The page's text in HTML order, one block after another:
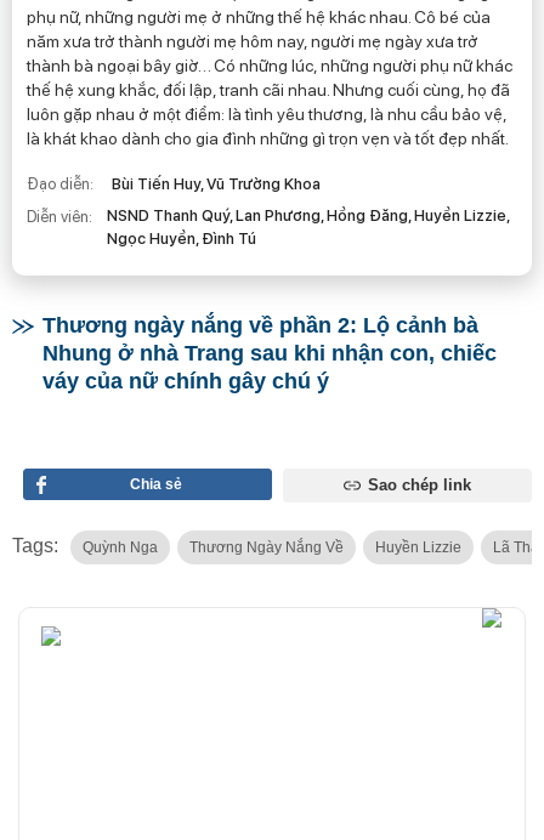
phụ nữ, những người mẹ ở những thế hệ khác nhau. Cô bé của
năm xưa trở thành người mẹ hôm nay, người mẹ ngày xưa trở
thành bà ngoại bây giờ… Có những lúc, những người phụ nữ khác
thế hệ xung khắc, đối lập, tranh cãi nhau. Nhưng cuối cùng, họ đã
luôn gặp nhau ở một điểm: là tình yêu thương, là nhu cầu bảo vệ,
là khát khao dành cho gia đình những gì trọn vẹn và tốt đẹp nhất.
Đạo diễn:
Bùi Tiến Huy, Vũ Trường Khoa
Diễn viên:
NSND Thanh Quý, Lan Phương, Hồng Đăng, Huyền Lizzie,
Ngọc Huyền, Đình Tú
Thương ngày nắng về phần 2: Lộ cảnh bà
Nhung ở nhà Trang sau khi nhận con, chiếc
váy của nữ chính gây chú ý
Chia sẻ Sao chép link
Tags: Quỳnh Nga Thương Ngày Nắng Về Huyền Lizzie Lã